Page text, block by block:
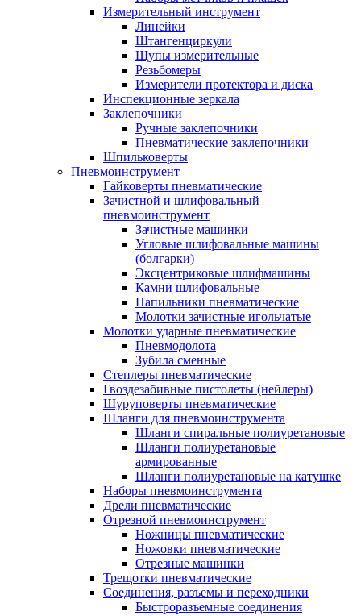
Измерительный инструмент
Линейки
Штангенциркули
Щупы измерительные
Резьбомеры
Измерители протектора и диска
Инспекционные зеркала
Заклепочники
Ручные заклепочники
Пневматические заклепочники
Шпильковерты
Пневмоинструмент
Гайковерты пневматические
Зачистной и шлифовальный
пневмоинструмент
Зачистные машинки
Угловые шлифовальные машины
(болгарки)
Эксцентриковые шлифмашины
Камни шлифовальные
Напильники пневматические
Молотки зачистные игольчатые
Молотки ударные пневматические
Пневмодолота
Зубила сменные
Степлеры пневматические
Гвоздезабивные пистолеты (нейлеры)
Шуруповерты пневматические
Шланги для пневмоинструмента
Шланги спиральные полиуретановые
Шланги полиуретановые
армированные
Шланги полиуретановые на катушке
Наборы пневмоинструмента
Дрели пневматические
Отрезной пневмоинструмент
Ножницы пневматические
Ножовки пневматические
Отрезные машинки
Трещотки пневматические
Соединения, разъемы и переходники
Быстроразъемные соединения